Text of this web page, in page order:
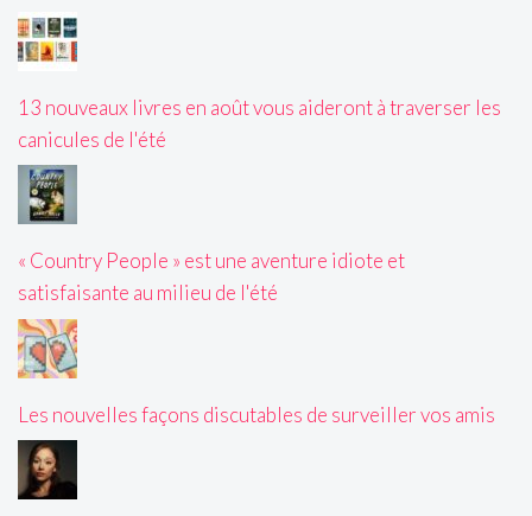
13 nouveaux livres en août vous aideront à traverser les
canicules de l'été
« Country People » est une aventure idiote et
satisfaisante au milieu de l'été
Les nouvelles façons discutables de surveiller vos amis